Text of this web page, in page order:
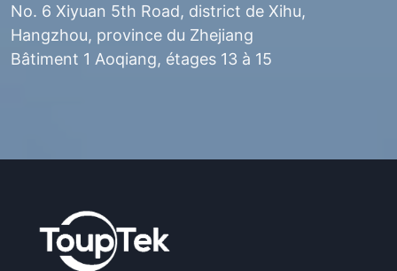
No. 6 Xiyuan 5th Road, district de Xihu,
Hangzhou, province du Zhejiang
Bâtiment 1 Aoqiang, étages 13 à 15